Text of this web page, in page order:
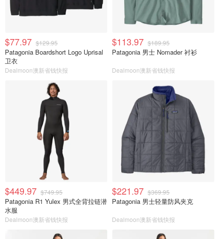
$77.97 $129.95
Patagonia Boardshort Logo Uprisal
卫衣
Dealmoon澳新省钱快报
$113.97 $189.95
Patagonia 男士 Nomader 衬衫
Dealmoon澳新省钱快报
$449.97 $749.95
Patagonia R1 Yulex 男式全背拉链潜
水服
Dealmoon澳新省钱快报
$221.97 $369.95
Patagonia 男士轻量防风夹克
Dealmoon澳新省钱快报